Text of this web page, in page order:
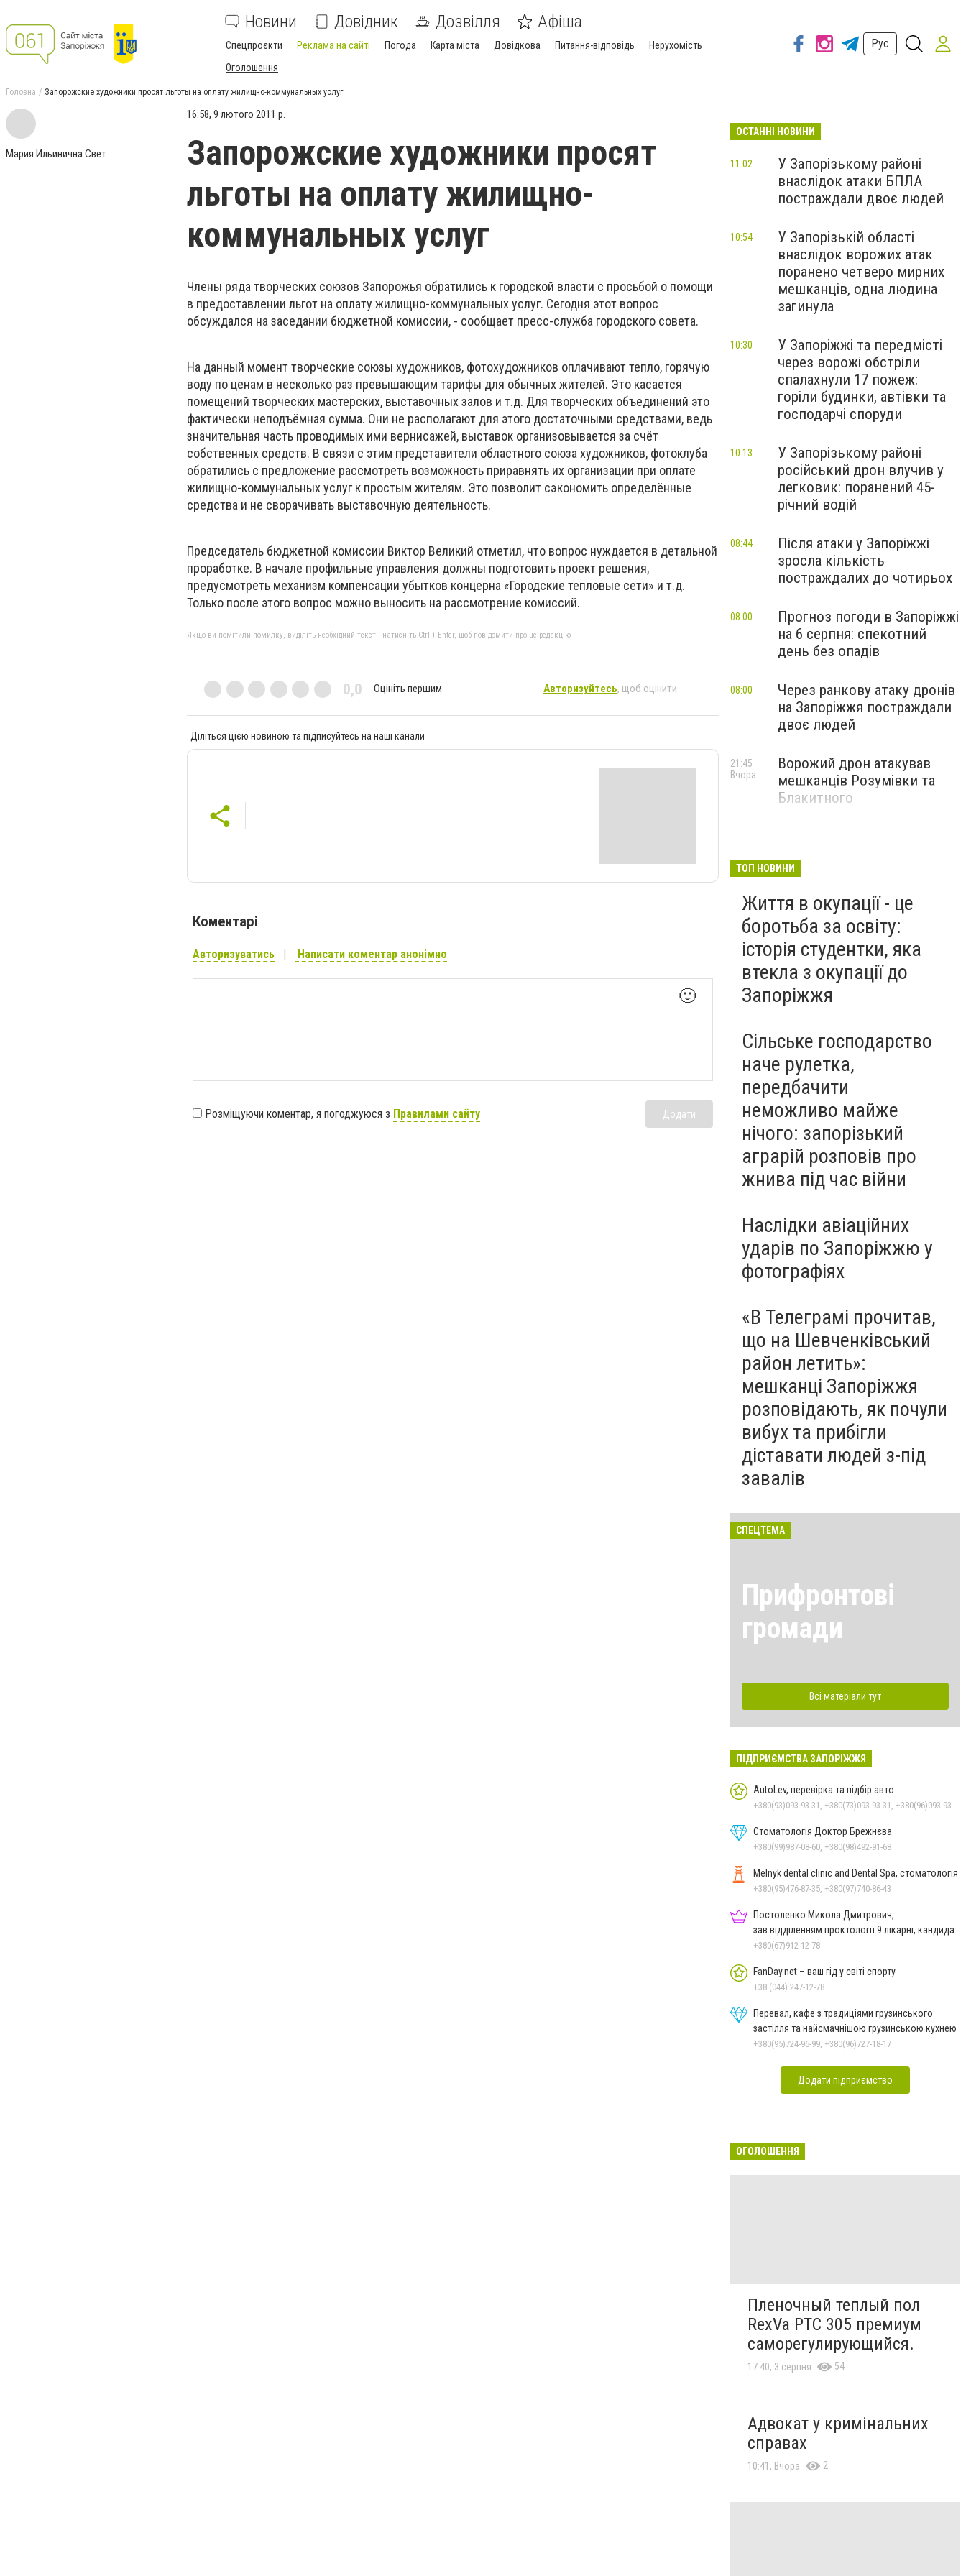
Новини Довідник Дозвілля Афіша
Спецпроєкти Реклама на сайті Погода Карта міста Довідкова Питання-відповідь
Нерухомість
Оголошення
Рус
Головна Запорожские художники просят льготы на оплату жилищно-коммунальных услуг
Мария Ильинична Свет
16:58, 9 лютого 2011 р.
Запорожские художники просят
льготы на оплату жилищно-
коммунальных услуг
Члены ряда творческих союзов Запорожья обратились к городской власти с просьбой о помощи
в предоставлении льгот на оплату жилищно-коммунальных услуг. Сегодня этот вопрос
обсуждался на заседании бюджетной комиссии, - сообщает пресс-служба городского совета.
На данный момент творческие союзы художников, фотохудожников оплачивают тепло, горячую
воду по ценам в несколько раз превышающим тарифы для обычных жителей. Это касается
помещений творческих мастерских, выставочных залов и т.д. Для творческих объединений это
фактически неподъёмная сумма. Они не располагают для этого достаточными средствами, ведь
значительная часть проводимых ими вернисажей, выставок организовывается за счёт
собственных средств. В связи с этим представители областного союза художников, фотоклуба
обратились с предложение рассмотреть возможность приравнять их организации при оплате
жилищно-коммунальных услуг к простым жителям. Это позволит сэкономить определённые
средства и не сворачивать выставочную деятельность.
Председатель бюджетной комиссии Виктор Великий отметил, что вопрос нуждается в детальной
проработке. В начале профильные управления должны подготовить проект решения,
предусмотреть механизм компенсации убытков концерна «Городские тепловые сети» и т.д.
Только после этого вопрос можно выносить на рассмотрение комиссий.
Якщо ви помітили помилку, виділіть необхідний текст і натисніть Ctrl + Enter, щоб повідомити про це редакцію
0,0 Оцініть першим Авторизуйтесь, щоб оцінити
Діліться цією новиною та підписуйтесь на наші канали
Коментарі
Авторизуватись Написати коментар анонімно
🙂
Розміщуючи коментар, я погоджуюся з Правилами сайту Додати
ОСТАННІ НОВИНИ
У Запорізькому районі
внаслідок атаки БПЛА
постраждали двоє людей
11:02
У Запорізькій області
внаслідок ворожих атак
поранено четверо мирних
мешканців, одна людина
загинула
10:54
У Запоріжжі та передмісті
через ворожі обстріли
спалахнули 17 пожеж:
горіли будинки, автівки та
господарчі споруди
10:30
У Запорізькому районі
російський дрон влучив у
легковик: поранений 45-
річний водій
10:13
Після атаки у Запоріжжі
зросла кількість
постраждалих до чотирьох
08:44
Прогноз погоди в Запоріжжі
на 6 серпня: спекотний
день без опадів
08:00
Через ранкову атаку дронів
на Запоріжжя постраждали
двоє людей
08:00
Ворожий дрон атакував
мешканців Розумівки та
Блакитного
21:45
Вчора
ТОП НОВИНИ
Життя в окупації - це
боротьба за освіту:
історія студентки, яка
втекла з окупації до
Запоріжжя
Сільське господарство
наче рулетка,
передбачити
неможливо майже
нічого: запорізький
аграрій розповів про
жнива під час війни
Наслідки авіаційних
ударів по Запоріжжю у
фотографіях
«В Телеграмі прочитав,
що на Шевченківський
район летить»:
мешканці Запоріжжя
розповідають, як почули
вибух та прибігли
діставати людей з-під
завалів
СПЕЦТЕМА
Прифронтові
громади
Всі матеріали тут
ПІДПРИЄМСТВА ЗАПОРІЖЖЯ
AutoLev, перевірка та підбір авто
Стоматологія Доктор Брежнєва
+380(99)987-08-60, +380(98)492-91-68
Melnyk dental clinic and Dental Spa, стоматологія
+380(95)476-87-35, +380(97)740-86-43
Постоленко Микола Дмитрович,
зав.відділенням проктології 9 лікарні, кандидат
медичних наук, доцент
+380(67)912-12-78
FanDay.net – ваш гід у світі спорту
+38 (044) 247-12-78
Перевал, кафе з традиціями грузинського
застілля та найсмачнішою грузинською кухнею
+380(95)724-96-99, +380(96)727-18-17
Додати підприємство
ОГОЛОШЕННЯ
Пленочный теплый пол
RexVa PTC 305 премиум
саморегулирующийся.
17:40, 3 серпня 54
Адвокат у кримінальних
справах
10:41, Вчора 2